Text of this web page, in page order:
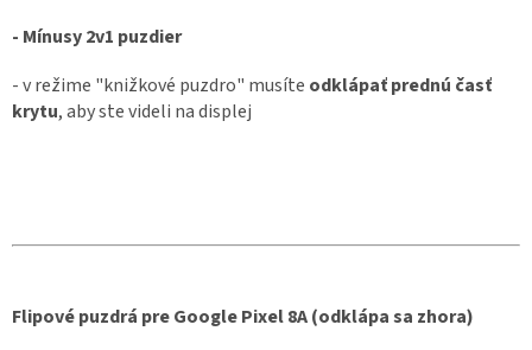
- Mínusy 2v1 puzdier
- v režime "knižkové puzdro" musíte odklápať prednú časť
krytu, aby ste videli na displej
Flipové puzdrá pre Google Pixel 8A (odklápa sa zhora)